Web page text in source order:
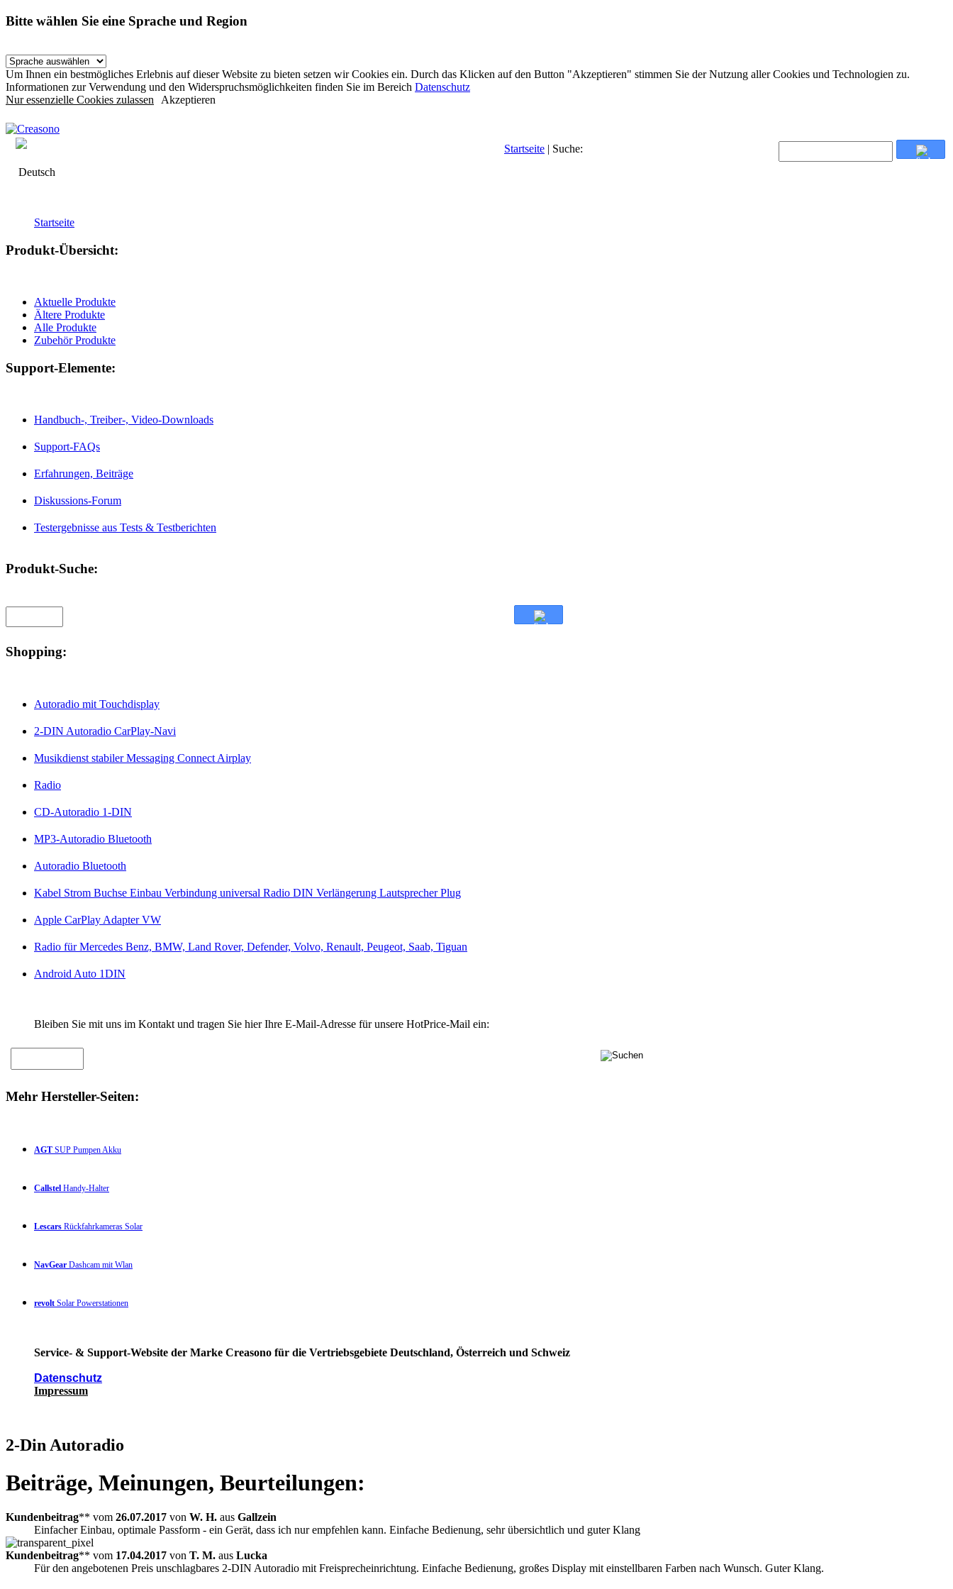
Bitte wählen Sie eine Sprache und Region
Um Ihnen ein bestmögliches Erlebnis auf dieser Website zu bieten setzen wir Cookies ein. Durch das Klicken auf den Button "Akzeptieren" stimmen Sie der Nutzung aller Cookies und Technologien zu.
Informationen zur Verwendung und den Widerspruchsmöglichkeiten finden Sie im Bereich Datenschutz
Nur essenzielle Cookies zulassen Akzeptieren
Deutsch
Startseite | Suche:
Startseite
Produkt-Übersicht:
Aktuelle Produkte
Ältere Produkte
Alle Produkte
Zubehör Produkte
Support-Elemente:
Handbuch-, Treiber-, Video-Downloads
Support-FAQs
Erfahrungen, Beiträge
Diskussions-Forum
Testergebnisse aus Tests & Testberichten
Produkt-Suche:
Shopping:
Autoradio mit Touchdisplay
2-DIN Autoradio CarPlay-Navi
Musikdienst stabiler Messaging Connect Airplay
Radio
CD-Autoradio 1-DIN
MP3-Autoradio Bluetooth
Autoradio Bluetooth
Kabel Strom Buchse Einbau Verbindung universal Radio DIN Verlängerung Lautsprecher Plug
Apple CarPlay Adapter VW
Radio für Mercedes Benz, BMW, Land Rover, Defender, Volvo, Renault, Peugeot, Saab, Tiguan
Android Auto 1DIN
Bleiben Sie mit uns im Kontakt und tragen Sie hier Ihre E-Mail-Adresse für unsere HotPrice-Mail ein:
Mehr Hersteller-Seiten:
AGT SUP Pumpen Akku
Callstel Handy-Halter
Lescars Rückfahrkameras Solar
NavGear Dashcam mit Wlan
revolt Solar Powerstationen
Service- & Support-Website der Marke Creasono für die Vertriebsgebiete Deutschland, Österreich und Schweiz
Datenschutz
Impressum
2-Din Autoradio
Beiträge, Meinungen, Beurteilungen:
Kundenbeitrag** vom 26.07.2017 von W. H. aus Gallzein
Einfacher Einbau, optimale Passform - ein Gerät, dass ich nur empfehlen kann. Einfache Bedienung, sehr übersichtlich und guter Klang
Kundenbeitrag** vom 17.04.2017 von T. M. aus Lucka
Für den angebotenen Preis unschlagbares 2-DIN Autoradio mit Freisprecheinrichtung. Einfache Bedienung, großes Display mit einstellbaren Farben nach Wunsch. Guter Klang.